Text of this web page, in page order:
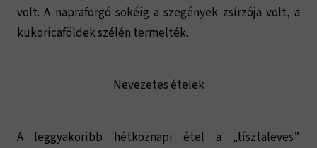
volt. A napraforgó sokéig a szegények zsírzója volt, a
kukoricaföldek szélén termelték.
Nevezetes ételek
A leggyakoribb hétköznapi étel a „tísztaleves”.